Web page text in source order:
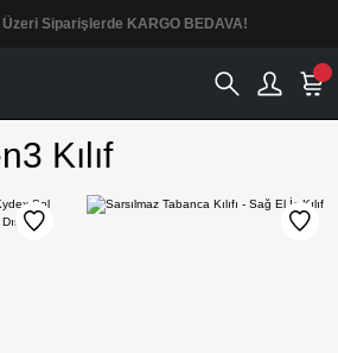
Siparişlerde KARGO BEDAVA!
Kılıf